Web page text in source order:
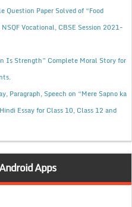
Question Paper Solved of “Food
Vocational, CBSE Session 2021-
Is Strength” Complete Moral Story for
Paragraph, Speech on “Mere Sapno ka
Essay for Class 10, Class 12 and
Apps